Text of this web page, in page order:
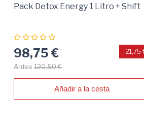
Pack Detox Energy 1 Litro + Shift
98,75 €
Antes 120,50 €
-21,75
Añadir a la cesta